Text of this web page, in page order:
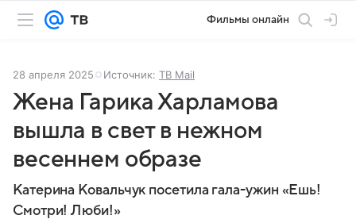
Фильмы онлайн
28 апреля 2025 Источник: ТВ Mail
Жена Гарика Харламова
вышла в свет в нежном
весеннем образе
Катерина Ковальчук посетила гала-ужин «Ешь!
Смотри! Люби!»